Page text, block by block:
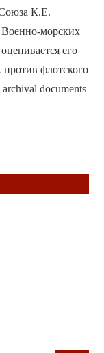
К.Е.
морских
его
против флотского
documents